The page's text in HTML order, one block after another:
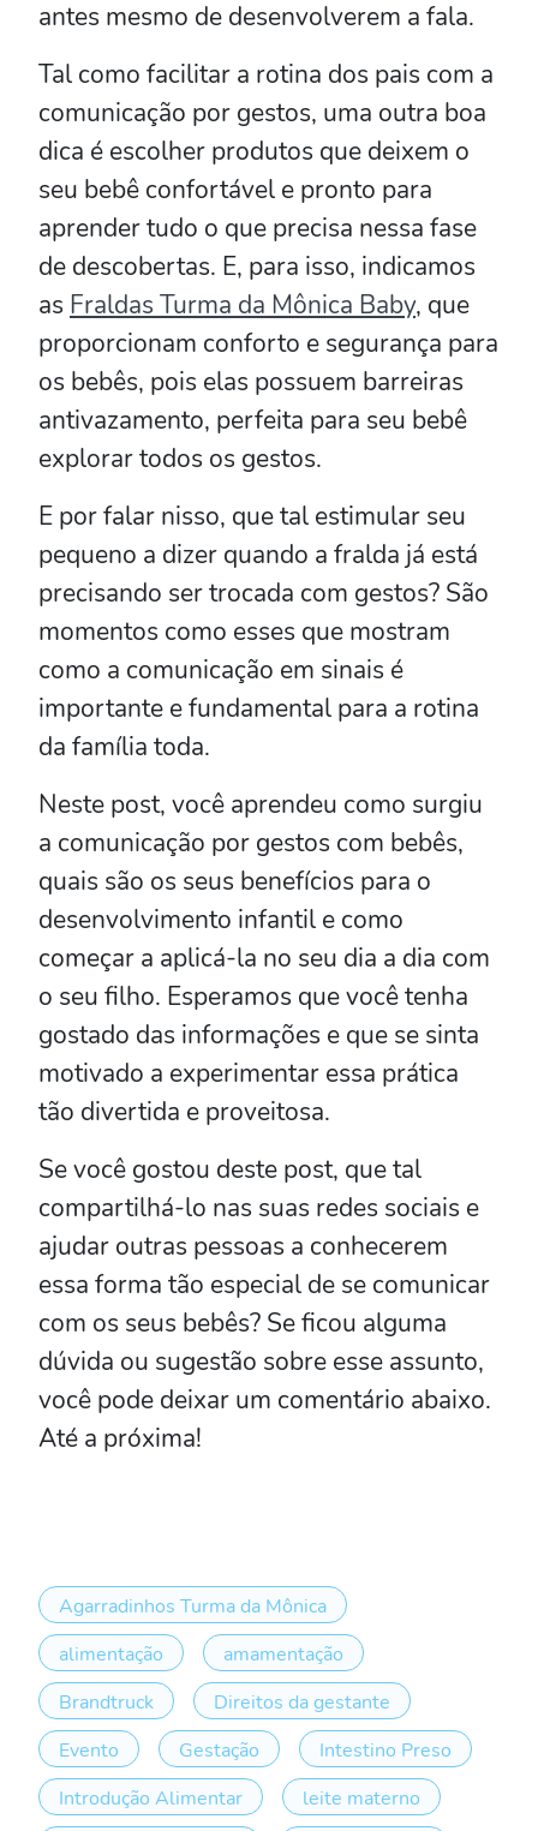
antes mesmo de desenvolverem a fala.
Tal como facilitar a rotina dos pais com a
comunicação por gestos, uma outra boa
dica é escolher produtos que deixem o
seu bebê confortável e pronto para
aprender tudo o que precisa nessa fase
de descobertas. E, para isso, indicamos
as Fraldas Turma da Mônica Baby, que
proporcionam conforto e segurança para
os bebês, pois elas possuem barreiras
antivazamento, perfeita para seu bebê
explorar todos os gestos.
E por falar nisso, que tal estimular seu
pequeno a dizer quando a fralda já está
precisando ser trocada com gestos? São
momentos como esses que mostram
como a comunicação em sinais é
importante e fundamental para a rotina
da família toda.
Neste post, você aprendeu como surgiu
a comunicação por gestos com bebês,
quais são os seus benefícios para o
desenvolvimento infantil e como
começar a aplicá-la no seu dia a dia com
o seu filho. Esperamos que você tenha
gostado das informações e que se sinta
motivado a experimentar essa prática
tão divertida e proveitosa.
Se você gostou deste post, que tal
compartilhá-lo nas suas redes sociais e
ajudar outras pessoas a conhecerem
essa forma tão especial de se comunicar
com os seus bebês? Se ficou alguma
dúvida ou sugestão sobre esse assunto,
você pode deixar um comentário abaixo.
Até a próxima!
Agarradinhos Turma da Mônica
alimentação
amamentação
Brandtruck
Direitos da gestante
Evento
Gestação
Intestino Preso
Introdução Alimentar
leite materno